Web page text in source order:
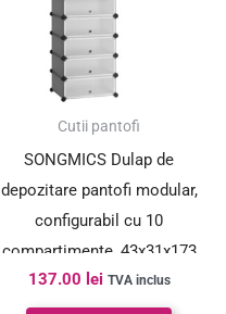
Cutii pantofi
SONGMICS Dulap de
depozitare pantofi modular,
configurabil cu 10
compartimente, 43x31x173
cm, gri
137.00 lei TVA inclus